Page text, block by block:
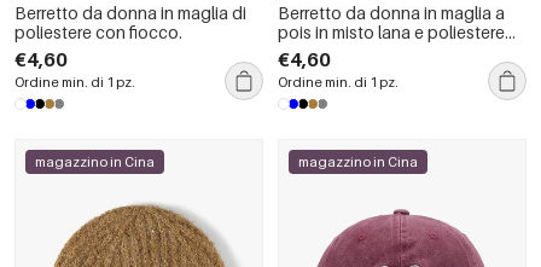
Berretto da donna in maglia di
poliestere con fiocco.
€4,60
Ordine min. di 1 pz.
Berretto da donna in maglia a
pois in misto lana e poliestere
della serie Simple.
€4,60
Ordine min. di 1 pz.
magazzino in Cina magazzino in Cina